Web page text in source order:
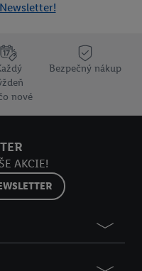
nové
Bezpečný nákup
AKCIE!